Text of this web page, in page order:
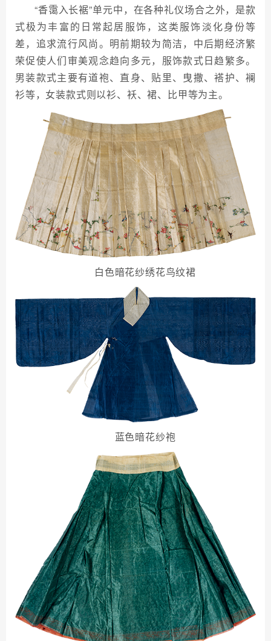
“香霭入长裾”单元中，在各种礼仪场合之外，是款
式极为丰富的日常起居服饰，这类服饰淡化身份等
差，追求流行风尚。明前期较为简洁，中后期经济繁
荣促使人们审美观念趋向多元，服饰款式日趋繁多。
男装款式主要有道袍、直身、贴里、曳撒、褡护、襕
衫等，女装款式则以衫、袄、裙、比甲等为主。
白色暗花纱绣花鸟纹裙
蓝色暗花纱袍